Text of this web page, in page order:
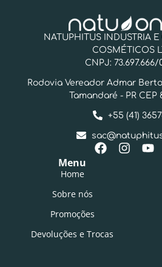
NATUPHITUS INDUSTRIA
COSMÉTICOS
CNPJ: 73.697.666/
Rodovia Vereador Admar
Tamandaré - PR CEP
+55 (41)
Menu
Home
Sobre nós
Promoções
Devoluções e Trocas